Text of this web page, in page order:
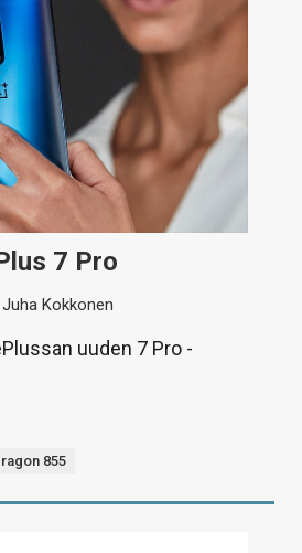
7 Pro
Juha Kokkonen
uuden 7 Pro -
855